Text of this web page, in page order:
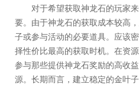
对于希望获取神龙石的玩家
要。由于神龙石的获取成本较高
子或参与活动的必要道具。应该
择性价比最高的获取时机。在资
参与那些提供神龙石奖励的高收
源。长期而言，建立稳定的金叶